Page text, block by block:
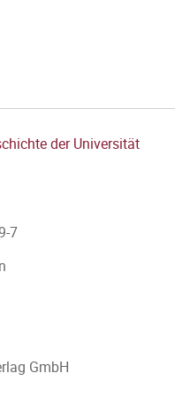
der Universität
7
GmbH